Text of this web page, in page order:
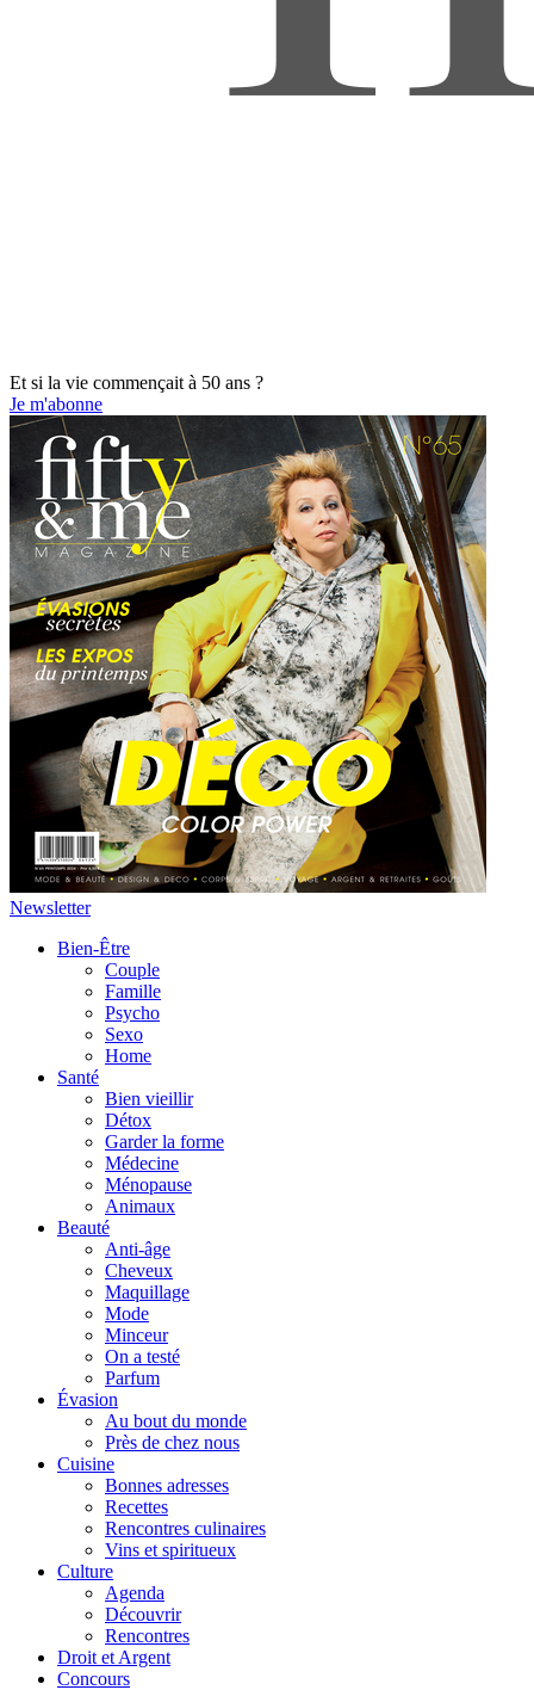
Et si la vie commençait à 50 ans ?
Je m'abonne
Newsletter
Bien-Être
Couple
Famille
Psycho
Sexo
Home
Santé
Bien vieillir
Détox
Garder la forme
Médecine
Ménopause
Animaux
Beauté
Anti-âge
Cheveux
Maquillage
Mode
Minceur
On a testé
Parfum
Évasion
Au bout du monde
Près de chez nous
Cuisine
Bonnes adresses
Recettes
Rencontres culinaires
Vins et spiritueux
Culture
Agenda
Découvrir
Rencontres
Droit et Argent
Concours